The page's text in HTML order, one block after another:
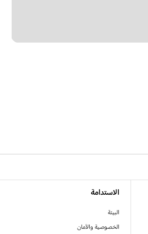
الاستدامة
البيئة
الخصوصية والأمان